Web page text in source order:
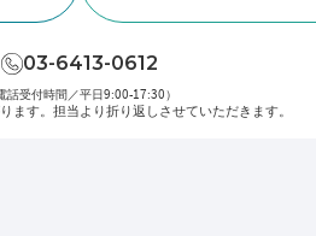
03-6413-0612
話受付時間／平日9:00-17:30）
ます。 担当より折り返しさせていただきます。